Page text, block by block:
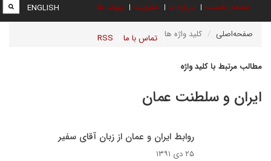
صفحه نخست درباره ما عضویت پیوند ها
تماس با ما RSS
ENGLISH
صفحه‌اصلی کلید واژه ها
مطالب مرتبط با کلید واژه
ایران و سلطنت عمان
روابط ایران و عمان از زبان آقای سفیر
۲۵ دی ۱۳۹۱